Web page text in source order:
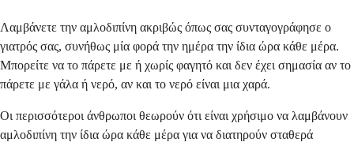
Λαμβάνετε την αμλοδιπίνη ακριβώς όπως σας συνταγογράφησε ο
γιατρός σας, συνήθως μία φορά την ημέρα την ίδια ώρα κάθε μέρα.
Μπορείτε να το πάρετε με ή χωρίς φαγητό και δεν έχει σημασία αν το
πάρετε με γάλα ή νερό, αν και το νερό είναι μια χαρά.
Οι περισσότεροι άνθρωποι θεωρούν ότι είναι χρήσιμο να λαμβάνουν
αμλοδιπίνη την ίδια ώρα κάθε μέρα για να διατηρούν σταθερά